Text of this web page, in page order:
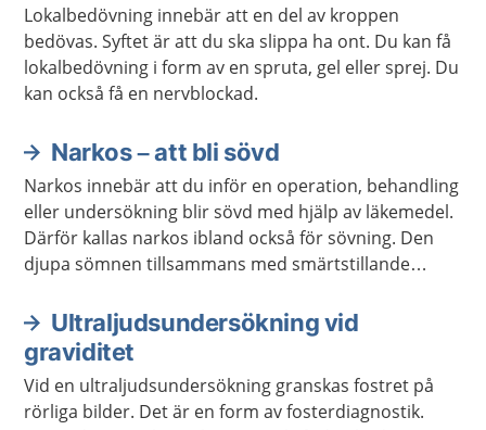
Lokalbedövning innebär att en del av kroppen
bedövas. Syftet är att du ska slippa ha ont. Du kan få
lokalbedövning i form av en spruta, gel eller sprej. Du
kan också få en nervblockad.
Narkos – att bli sövd
Narkos innebär att du inför en operation, behandling
eller undersökning blir sövd med hjälp av läkemedel.
Därför kallas narkos ibland också för sövning. Den
djupa sömnen tillsammans med smärtstillande
av det som händer.
Ultraljudsundersökning vid
graviditet
Vid en ultraljudsundersökning granskas fostret på
rörliga bilder. Det är en form av fosterdiagnostik.